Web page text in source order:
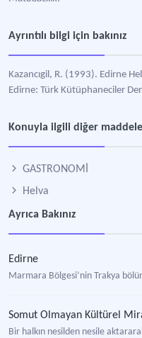
Ayrıntılı bilgi için bakınız
Kazancıgil, R. (1993). Edirne
Edirne: Türk Kütüphaneciler
Konuyla ilgili diğer
GASTRONOMİ
Helva
Ayrıca Bakınız
Edirne
Marmara Bölgesi’nin Trakya
Somut Olmayan Kültürel
Bir halkın nesilden nesile